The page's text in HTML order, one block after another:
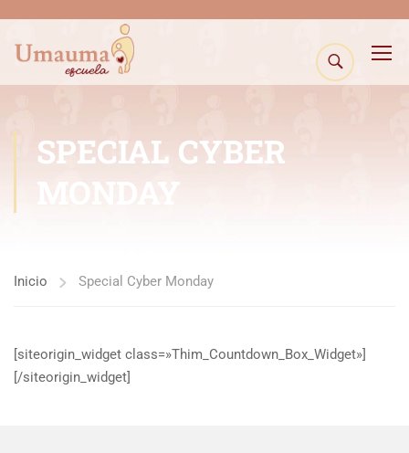
SPECIAL CYBER
MONDAY
Inicio Special Cyber Monday
[siteorigin_widget class=»Thim_Countdown_Box_Widget»]
[/siteorigin_widget]